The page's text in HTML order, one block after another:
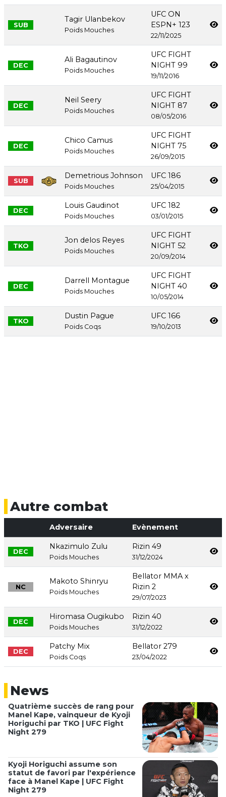
SUB
Tagir Ulanbekov
Poids Mouches
UFC ON
ESPN+ 123
22/11/2025
DEC
Ali Bagautinov
Poids Mouches
UFC FIGHT
NIGHT 99
19/11/2016
DEC
Neil Seery
Poids Mouches
UFC FIGHT
NIGHT 87
08/05/2016
DEC
Chico Camus
Poids Mouches
UFC FIGHT
NIGHT 75
26/09/2015
SUB
Demetrious Johnson
Poids Mouches
UFC 186
25/04/2015
DEC
Louis Gaudinot
Poids Mouches
UFC 182
03/01/2015
TKO
Jon delos Reyes
Poids Mouches
UFC FIGHT
NIGHT 52
20/09/2014
DEC
Darrell Montague
Poids Mouches
UFC FIGHT
NIGHT 40
10/05/2014
TKO
Dustin Pague
Poids Coqs
UFC 166
19/10/2013
Autre combat
Adversaire Evènement
DEC
Nkazimulo Zulu
Poids Mouches
Rizin 49
31/12/2024
NC
Makoto Shinryu
Poids Mouches
Bellator MMA x
Rizin 2
29/07/2023
DEC
Hiromasa Ougikubo
Poids Mouches
Rizin 40
31/12/2022
DEC
Patchy Mix
Poids Coqs
Bellator 279
23/04/2022
News
Quatrième succès de rang pour
Manel Kape, vainqueur de Kyoji
Horiguchi par TKO | UFC Fight
Night 279
Kyoji Horiguchi assume son
statut de favori par l'expérience
face à Manel Kape | UFC Fight
Night 279